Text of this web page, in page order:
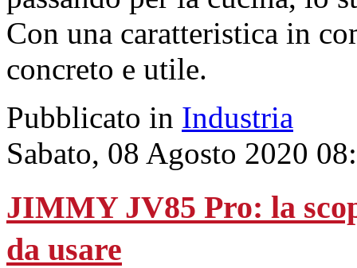
Con una caratteristica in
concreto e utile.
Pubblicato in Industria
Sabato, 08 Agosto 2020
JIMMY JV85 Pro: la
da usare